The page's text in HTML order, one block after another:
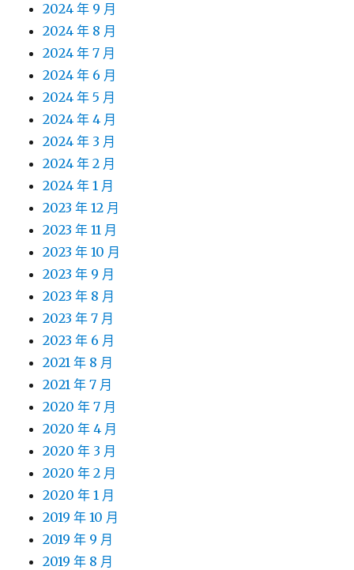
2024 年 9 月
2024 年 8 月
2024 年 7 月
2024 年 6 月
2024 年 5 月
2024 年 4 月
2024 年 3 月
2024 年 2 月
2024 年 1 月
2023 年 12 月
2023 年 11 月
2023 年 10 月
2023 年 9 月
2023 年 8 月
2023 年 7 月
2023 年 6 月
2021 年 8 月
2021 年 7 月
2020 年 7 月
2020 年 4 月
2020 年 3 月
2020 年 2 月
2020 年 1 月
2019 年 10 月
2019 年 9 月
2019 年 8 月